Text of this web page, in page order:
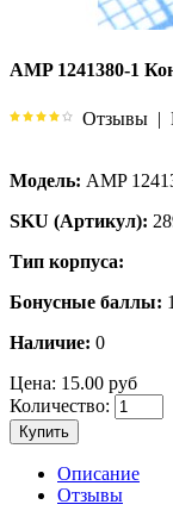
AMP 1241380-1
Отзывы |
Модель: AMP
SKU (Артикул):
Тип корпуса:
Бонусные баллы: 1
Наличие: 0
Цена: 15.00 руб
Количество:
Купить
Описание
Отзывы